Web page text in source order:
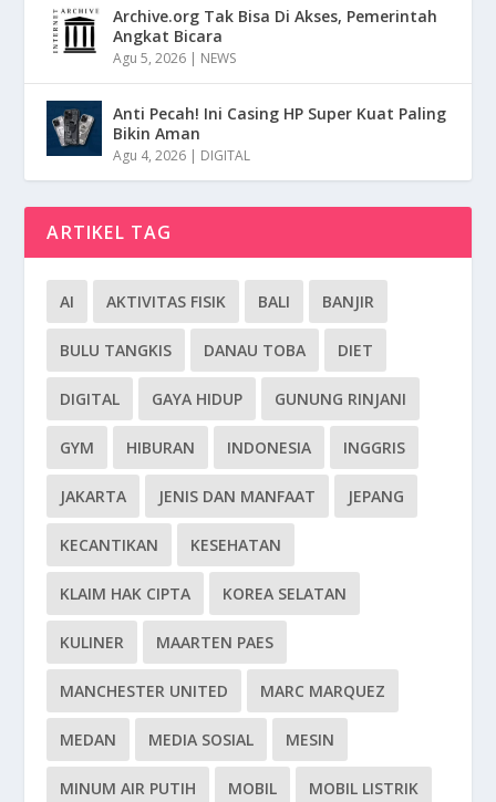
Archive.org Tak Bisa Di Akses, Pemerintah
Angkat Bicara
Agu 5, 2026 | NEWS
Anti Pecah! Ini Casing HP Super Kuat Paling
Bikin Aman
Agu 4, 2026 | DIGITAL
ARTIKEL TAG
AI AKTIVITAS FISIK BALI BANJIR
BULU TANGKIS DANAU TOBA DIET
DIGITAL GAYA HIDUP GUNUNG RINJANI
GYM HIBURAN INDONESIA INGGRIS
JAKARTA JENIS DAN MANFAAT JEPANG
KECANTIKAN KESEHATAN
KLAIM HAK CIPTA KOREA SELATAN
KULINER MAARTEN PAES
MANCHESTER UNITED MARC MARQUEZ
MEDAN MEDIA SOSIAL MESIN
MINUM AIR PUTIH MOBIL MOBIL LISTRIK